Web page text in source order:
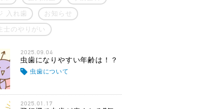
入れ歯 お知らせ
士のやりがい
2025.09.04
虫歯になりやすい年齢は！？
虫歯について
2025.01.17